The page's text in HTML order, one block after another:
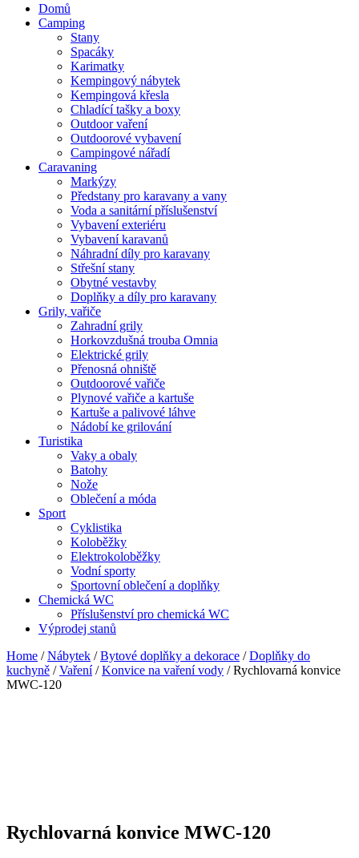
Domů
Camping
Stany
Spacáky
Karimatky
Kempingový nábytek
Kempingová křesla
Chladící tašky a boxy
Outdoor vaření
Outdoorové vybavení
Campingové nářadí
Caravaning
Markýzy
Předstany pro karavany a vany
Voda a sanitární příslušenství
Vybavení exteriéru
Vybavení karavanů
Náhradní díly pro karavany
Střešní stany
Obytné vestavby
Doplňky a díly pro karavany
Grily, vařiče
Zahradní grily
Horkovzdušná trouba Omnia
Elektrické grily
Přenosná ohniště
Outdoorové vařiče
Plynové vařiče a kartuše
Kartuše a palivové láhve
Nádobí ke grilování
Turistika
Vaky a obaly
Batohy
Nože
Oblečení a móda
Sport
Cyklistika
Koloběžky
Elektrokoloběžky
Vodní sporty
Sportovní oblečení a doplňky
Chemická WC
Příslušenství pro chemická WC
Výprodej stanů
Home /Nábytek /Bytové doplňky a dekorace /Doplňky do
kuchyně /Vaření/Konvice na vaření vody / Rychlovarná konvice
MWC-120
Rychlovarná konvice MWC-120